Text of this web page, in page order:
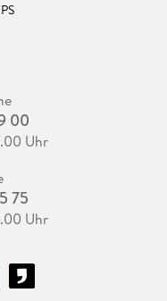
00
Uhr
75
Uhr